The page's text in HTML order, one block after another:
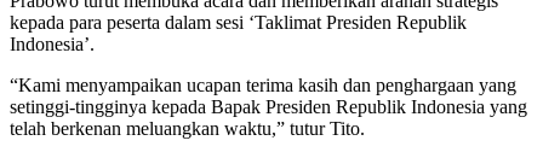
kepada para peserta dalam sesi ‘Taklimat Presiden Republik
Indonesia’.
“Kami menyampaikan ucapan terima kasih dan penghargaan yang
setinggi-tingginya kepada Bapak Presiden Republik Indonesia yang
telah berkenan meluangkan waktu,” tutur Tito.